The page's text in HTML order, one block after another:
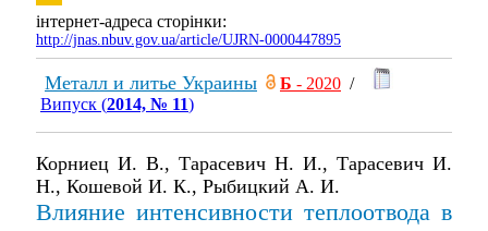
інтернет-адреса сторінки:
http://jnas.nbuv.gov.ua/article/UJRN-0000447895
Металл и литье Украины Б - 2020 /
Випуск (2014, № 11)
Корниец И. В., Тарасевич Н. И., Тарасевич И.
Н., Кошевой И. К., Рыбицкий А. И.
Влияние интенсивности теплоотвода в